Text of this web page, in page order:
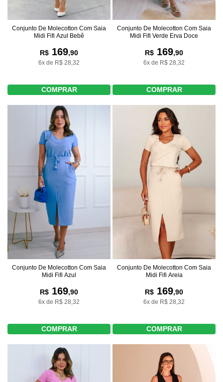
Conjunto De Molecotton Com Saia
Midi Fifi Azul Bebê
R$ 169,90
6x de R$ 28,32
COMPRAR
Conjunto De Molecotton Com Saia
Midi Fifi Verde Erva Doce
R$ 169,90
6x de R$ 28,32
COMPRAR
Conjunto De Molecotton Com Saia
Midi Fifi Azul
R$ 169,90
6x de R$ 28,32
COMPRAR
Conjunto De Molecotton Com Saia
Midi Fifi Areia
R$ 169,90
6x de R$ 28,32
COMPRAR